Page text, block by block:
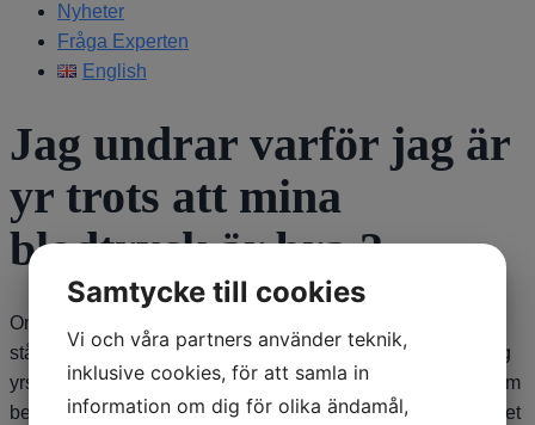
Nyheter
Fråga Experten
English
Jag undrar varför jag är
yr trots att mina
blodtryck är bra ?
Om du har mätt blodtrycket i både liggande position och i
stående efter 2 minuter vid upprepade tillfällen så beror nog
yrseln på något annat. Vanligast är lägesberoende yrsel som
beror på ”kristallsjuka” i innerörat. Men vid Parkinson kan det
Samtycke till cookies
Vi och våra partners använder teknik,
inklusive cookies, för att samla in
information om dig för olika ändamål,